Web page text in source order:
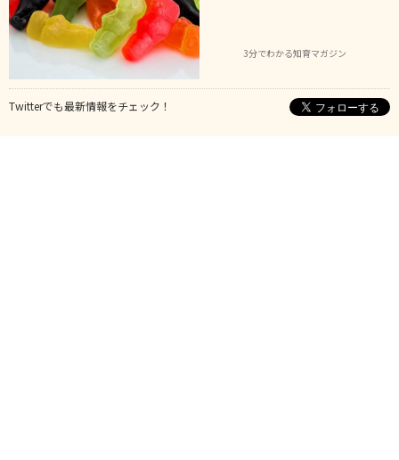
3分でわかる知育マガジン
Twitterでも最新情報をチェック！